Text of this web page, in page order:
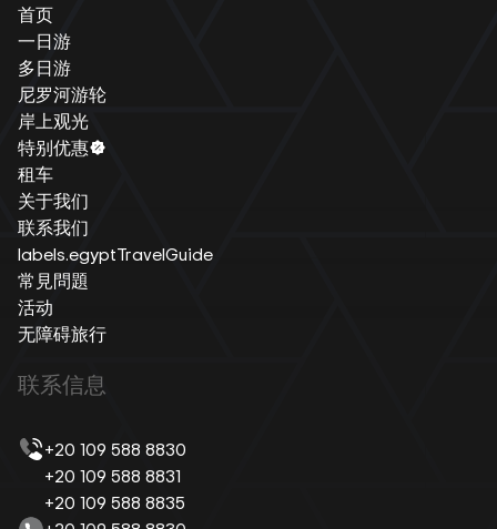
首页
一日游
多日游
尼罗河游轮
岸上观光
特别优惠
租车
关于我们
联系我们
labels.egyptTravelGuide
常見問題
活动
无障碍旅行
联系信息
+20 109 588 8830
+20 109 588 8831
+20 109 588 8835